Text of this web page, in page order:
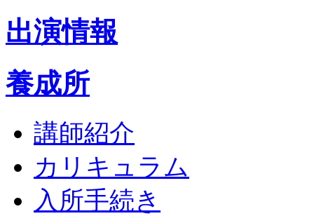
出演情報
養成所
講師紹介
カリキュラム
入所手続き